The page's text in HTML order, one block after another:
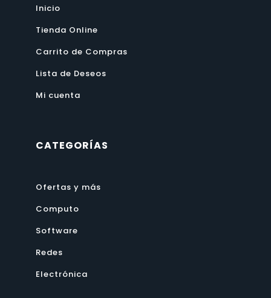
Inicio
Tienda Online
Carrito de Compras
Lista de Deseos
Mi cuenta
CATEGORÍAS
Ofertas y más
Computo
Software
Redes
Electrónica